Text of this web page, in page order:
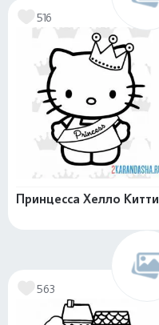
516
Принцесса Хелло Китти
563